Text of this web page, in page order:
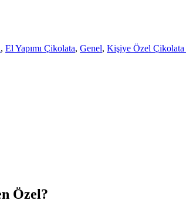
, El Yapımı Çikolata, Genel, Kişiye Özel Çikolata
Özel?